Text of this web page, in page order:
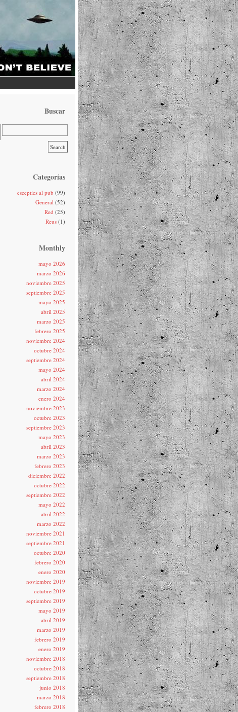
Buscar
Categorías
esceptics al pub (99)
General (52)
Red (25)
Reus (1)
Monthly
mayo 2026
marzo 2026
noviembre 2025
septiembre 2025
mayo 2025
abril 2025
marzo 2025
febrero 2025
noviembre 2024
octubre 2024
septiembre 2024
mayo 2024
abril 2024
marzo 2024
enero 2024
noviembre 2023
octubre 2023
septiembre 2023
mayo 2023
abril 2023
marzo 2023
febrero 2023
diciembre 2022
octubre 2022
septiembre 2022
mayo 2022
abril 2022
marzo 2022
noviembre 2021
septiembre 2021
octubre 2020
febrero 2020
enero 2020
noviembre 2019
octubre 2019
septiembre 2019
mayo 2019
abril 2019
marzo 2019
febrero 2019
enero 2019
noviembre 2018
octubre 2018
septiembre 2018
junio 2018
marzo 2018
febrero 2018